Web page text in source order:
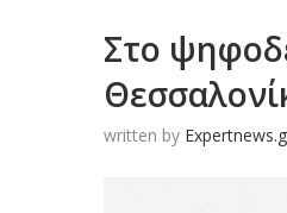
Στο
written by